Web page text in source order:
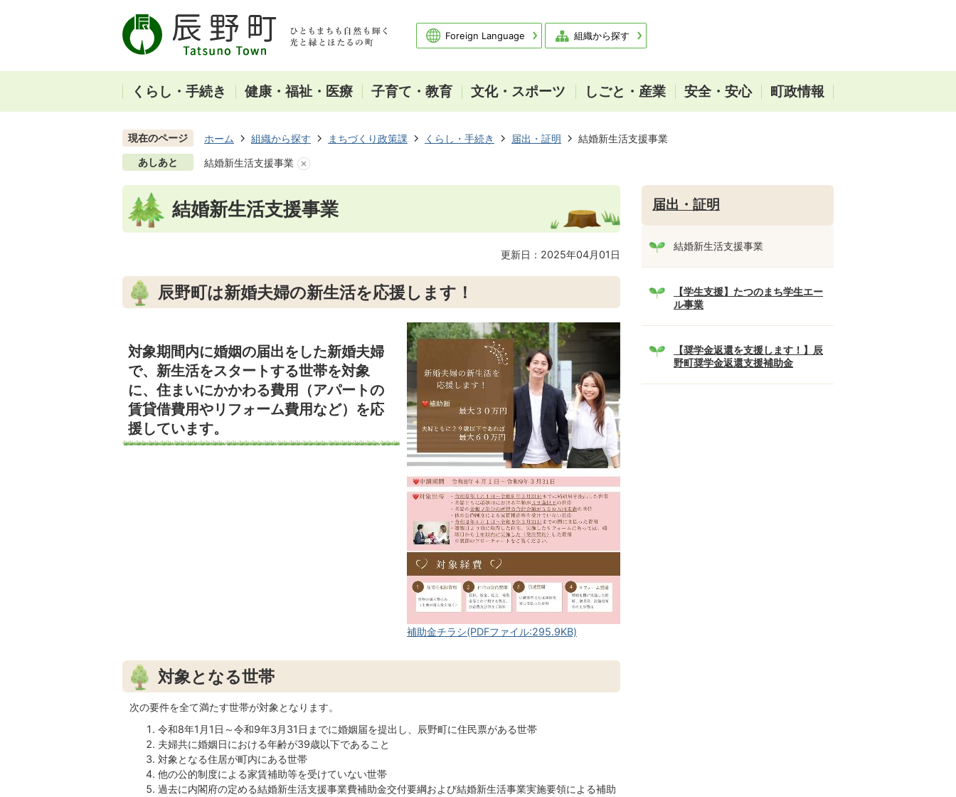
Foreign Language 組織から探す
くらし・手続き 健康・福祉・医療 子育て・教育 文化・スポーツ しごと・産業 安全・安心 町政情報
現在のページ ホーム 組織から探す まちづくり政策課 くらし・手続き 届出・証明 結婚新生活支援事業
あしあと 結婚新生活支援事業
結婚新生活支援事業
更新日：2025年04月01日
辰野町は新婚夫婦の新生活を応援します！
補助金チラシ(PDFファイル:295.9KB)
対象期間内に婚姻の届出をした新婚夫婦
で、新生活をスタートする世帯を対象
に、住まいにかかわる費用（アパートの
賃貸借費用やリフォーム費用など）を応
援しています。
対象となる世帯
次の要件を全て満たす世帯が対象となります。
令和8年1月1日～令和9年3月31日までに婚姻届を提出し、辰野町に住民票がある世帯
夫婦共に婚姻日における年齢が39歳以下であること
対象となる住居が町内にある世帯
他の公的制度による家賃補助等を受けていない世帯
過去に内閣府の定める結婚新生活支援事業費補助金交付要綱および結婚新生活事業実施要領による補助
届出・証明
結婚新生活支援事業
【学生支援】たつのまち学生エー
ル事業
【奨学金返還を支援します！】辰
野町奨学金返還支援補助金